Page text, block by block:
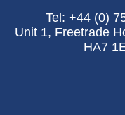
Tel: +44 (0)
Unit 1, Freetrade
HA7